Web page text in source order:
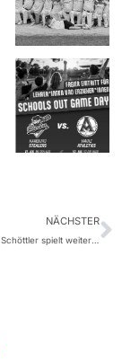
NÄCHSTER
Routinier Christian Schöttler spielt weiter für die Stealers